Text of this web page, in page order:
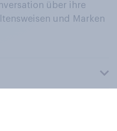
über ihre
und Marken